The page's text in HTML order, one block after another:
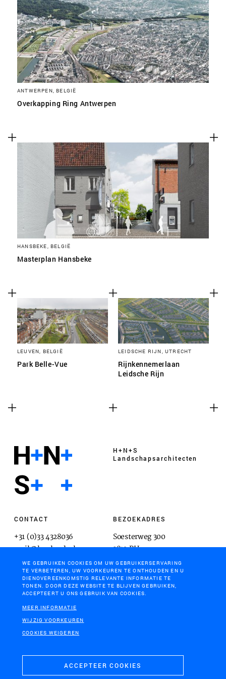
ANTWERPEN, BELGIË
Overkapping Ring Antwerpen
HANSBEKE, BELGIË
Masterplan Hansbeke
LEUVEN, BELGIË
Park Belle-Vue
LEIDSCHE RIJN, UTRECHT
Rijnkennemerlaan
Leidsche Rijn
H+N+S
Landschaps­architecten
CONTACT
+31 (0)33 4328036
mail@hnsland.nl
BEZOEKADRES
Soesterweg 300
3812 BH
Amersfoort
POSTADRES
Postbus 1603
3800 BP
Amersfoort
COOKIES & PRIVACY
SLA VOORKEUREN OP
WE GEBRUIKEN COOKIES OM UW GEBRUIKERSERVARING
TE VERBETEREN, UW VOORKEUREN TE ONTHOUDEN EN U
DIENOVEREENKOMSTIG RELEVANTE INFORMATIE TE
TONEN. DOOR DEZE WEBSITE TE BLIJVEN GEBRUIKEN,
ACCEPTEERT U ONS GEBRUIK VAN COOKIES.
MEER INFORMATIE
WIJZIG VOORKEUREN
COOKIES WEIGEREN
ACCEPTEER COOKIES